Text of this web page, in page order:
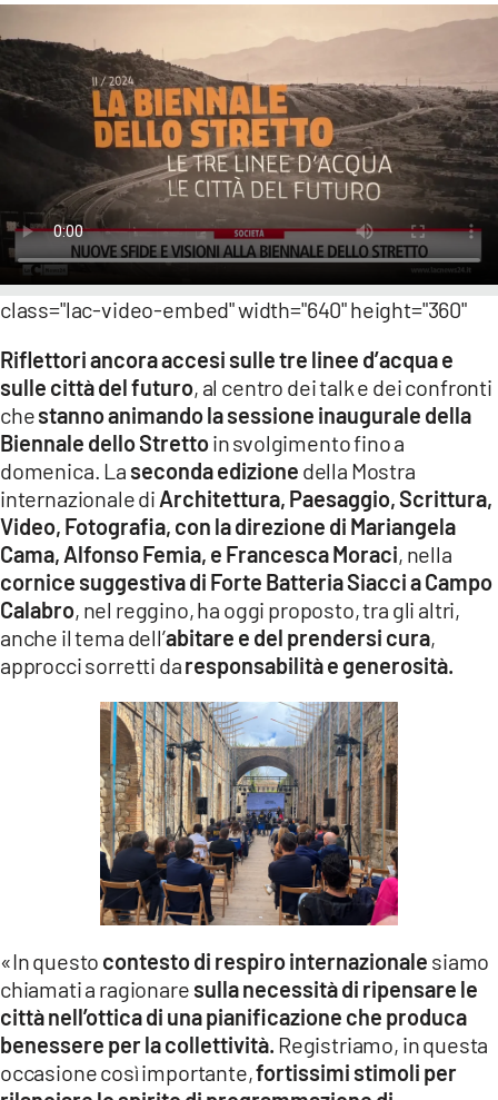
LACONAIR.IT
LACITYMAG.IT
ILREGGINO.IT
COSENZACHANNEL.IT
ILVIBONESE.IT
CATANZAROCHANNEL.IT
LACAPITALENEWS.IT
ANDROID
APPLE
class="lac-video-embed" width="640" height="360"
Riflettori ancora accesi sulle tre linee d’acqua e
sulle città del futuro, al centro dei talk e dei confronti
chestanno animando la sessione inaugurale della
Biennale dello Strettoin svolgimento fino a
domenica. La seconda edizione della Mostra
internazionale di Architettura, Paesaggio, Scrittura,
Video, Fotografia, con la direzione di Mariangela
Cama, Alfonso Femia, e Francesca Moraci, nella
cornice suggestiva di Forte Batteria Siacci a Campo
Calabro, nel reggino, ha oggi proposto, tra gli altri,
anche il tema dell’abitare e del prendersi cura,
approcci sorretti daresponsabilità e generosità.
«In questo contesto di respiro internazionale siamo
chiamati a ragionare sulla necessità di ripensare le
città nell’ottica di una pianificazione che produca
benessere per la collettività. Registriamo, in questa
occasione così importante,fortissimi stimoli per